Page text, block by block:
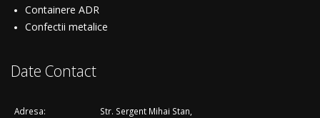
Containere ADR
Confectii metalice
Date Contact
Adresa:
Str. Sergent Mihai Stan,